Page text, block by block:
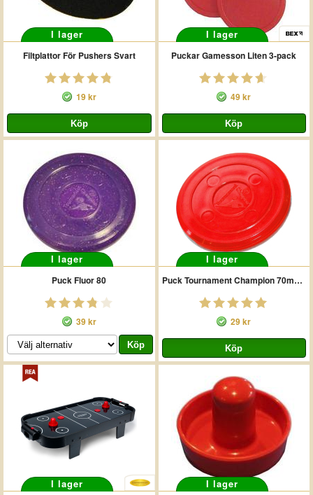
I lager
Filtplattor För Pushers Svart
19 kr
I lager
Puckar Gamesson Liten 3-pack
49 kr
I lager
Puck Fluor 80
39 kr
I lager
Puck Tournament Champion 70mm Röd
29 kr
I lager I lager